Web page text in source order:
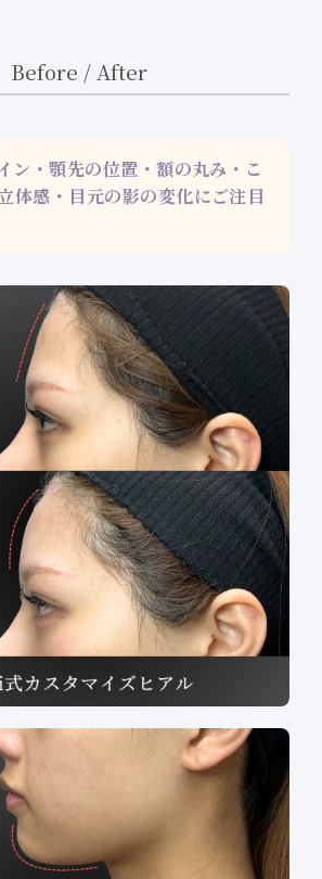
Before / After
ン・顎先の位置・額の丸み・こ
体感・目元の影の変化にご注目